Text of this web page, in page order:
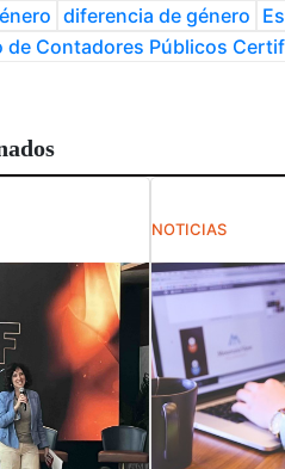
diferencia de género
de Contadores Públicos
NOTICIAS